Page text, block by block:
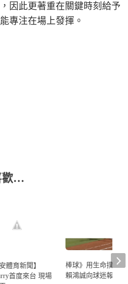
因此更著重在關鍵時刻給予
專注在場上發揮。
歡…
體育新聞】
首度來台 現場
棒球》用生命撲球
賴鴻誠向球迷報平安